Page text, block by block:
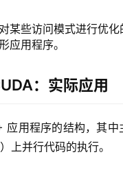
某些访问模式进行优
应用程序。
：实际应用
应用程序的结构，其中
上并行代码的执行。